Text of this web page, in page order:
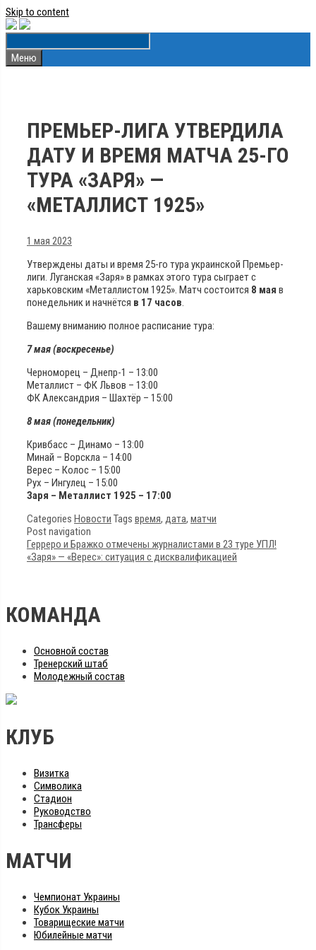
Skip to content
Меню
ПРЕМЬЕР-ЛИГА УТВЕРДИЛА
ДАТУ И ВРЕМЯ МАТЧА 25-ГО
ТУРА «ЗАРЯ» —
«МЕТАЛЛИСТ 1925»
1 мая 2023
Утверждены даты и время 25-го тура украинской Премьер-
лиги. Луганская «Заря» в рамках этого тура сыграет с
харьковским «Металлистом 1925». Матч состоится 8 мая в
понедельник и начнётся в 17 часов.
Вашему вниманию полное расписание тура:
7 мая (воскресенье)
Черноморец – Днепр-1 – 13:00
Металлист – ФК Львов – 13:00
ФК Александрия – Шахтёр – 15:00
8 мая (понедельник)
Кривбасс – Динамо – 13:00
Минай – Ворскла – 14:00
Верес – Колос – 15:00
Рух – Ингулец – 15:00
Заря – Металлист 1925 – 17:00
Categories Новости Tags время, дата, матчи
Post navigation
Герреро и Бражко отмечены журналистами в 23 туре УПЛ!
«Заря» — «Верес»: ситуация с дисквалификацией
КОМАНДА
Основной состав
Тренерский штаб
Молодежный состав
КЛУБ
Визитка
Символика
Стадион
Руководство
Трансферы
МАТЧИ
Чемпионат Украины
Кубок Украины
Товарищеские матчи
Юбилейные матчи